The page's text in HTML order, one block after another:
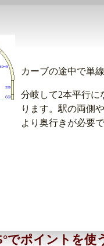
カーブの途中で単
分岐して2本平行に
ります。駅の両側
より奥行きが必要
でポイントを使